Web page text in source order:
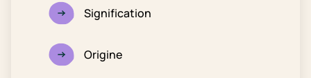
Signification
Origine